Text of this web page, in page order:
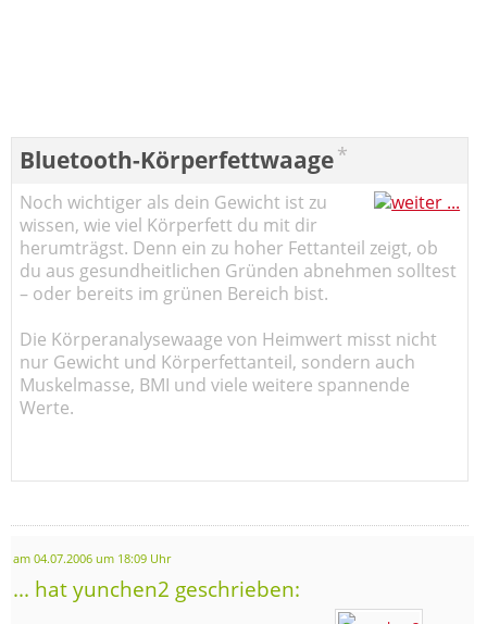
Bluetooth-Körperfettwaage*
Noch wichtiger als dein Gewicht ist zu
wissen, wie viel Körperfett du mit dir
herumträgst. Denn ein zu hoher Fettanteil zeigt, ob
du aus gesundheitlichen Gründen abnehmen solltest
– oder bereits im grünen Bereich bist.
Die Körperanalysewaage von Heimwert misst nicht
nur Gewicht und Körperfettanteil, sondern auch
Muskelmasse, BMI und viele weitere spannende
Werte.
am 04.07.2006 um 18:09 Uhr
... hat yunchen2 geschrieben: